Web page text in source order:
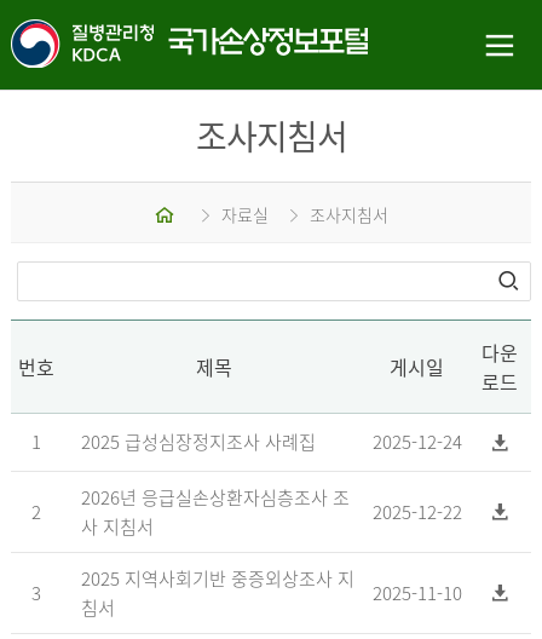
조사지침서
홈 자료실 조사지침서
번호 제목 게시일
다운
로드
1 2025 급성심장정지조사 사례집 2025-12-24
2
2026년 응급실손상환자심층조사 조
사 지침서
2025-12-22
3
2025 지역사회기반 중증외상조사 지
침서
2025-11-10